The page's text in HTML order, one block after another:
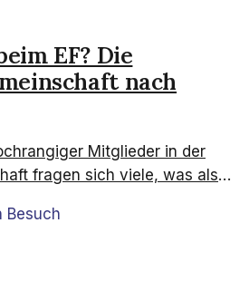
EF? Die
nach
Mitglieder in der
fragen sich viele, was als
der Plattform.
Besuch